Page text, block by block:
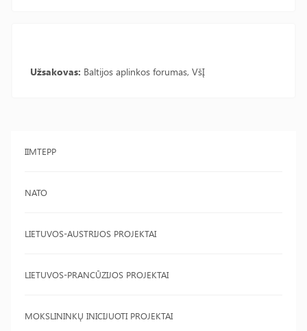
IIMTEPP
NATO
LIETUVOS-AUSTRIJOS PROJEKTAI
LIETUVOS-PRANCŪZIJOS PROJEKTAI
MOKSLININKŲ INICIJUOTI PROJEKTAI
Užsakovas: Baltijos aplinkos forumas, VšĮ